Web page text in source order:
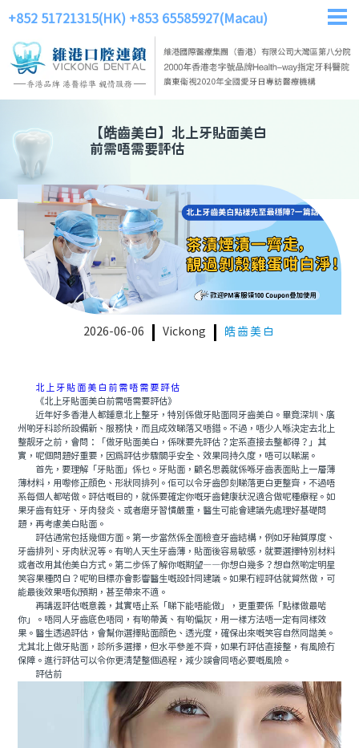
+852 51721315(HK) +853 65585927(Macau)
【皓齒美白】 北上牙貼面美白
前需唔需要評估
2026-06-06 Vickong 皓齒美白
北上牙貼面美白前需唔需要評估
《北上牙貼面美白前需唔需要評估》
近年好多香港人都鍾意北上整牙，特別係做牙貼面同牙齒美白。畢竟深圳、廣
州啲牙科診所設備新、服務快，而且成效睇落又唔錯。不過，唔少人喺決定去北上
整靓牙之前，會問：「做牙貼面美白，係咪要先評估？定系直接去整都得？」其
實，呢個問題好重要，因爲評估步驟關乎安全、效果同持久度，唔可以睇漏。
首先，要理解「牙貼面」係乜。牙貼面，顧名思義就係喺牙齒表面貼上一層薄
薄材料，用嚟修正顔色、形狀同排列。佢可以令牙齒即刻睇落更白更整齊，不過唔
系每個人都啱做。評估嘅目的，就係要確定你嘅牙齒健康狀況適合做呢種療程。如
果牙齒有蛀牙、牙肉發炎、或者磨牙習慣嚴重，醫生可能會建議先處理好基礎問
題，再考慮美白貼面。
評估通常包括幾個方面。第一步當然係全面檢查牙齒結構，例如牙釉質厚度、
牙齒排列、牙肉狀況等。有啲人天生牙齒薄，貼面後容易敏感，就要選擇特別材料
或者改用其他美白方式。第二步係了解你嘅期望——你想白幾多？想自然啲定明星
笑容果種閃白？呢啲目標亦會影響醫生嘅設計同建議。如果冇經評估就貿然做，可
能最後效果唔似預期，甚至帶來不適。
再講返評估嘅意義，其實唔止系「睇下能唔能做」，更重要係「點樣做最啱
你」。唔同人牙齒底色唔同，有啲帶黃、有啲偏灰，用一樣方法唔一定有同樣效
果。醫生透過評估，會幫你選擇貼面顔色、透光度，確保出來嘅笑容自然同諧美。
尤其北上做牙貼面，診所多選擇，但水平參差不齊，如果冇評估直接整，有風險冇
保障。進行評估可以令你更清楚整個過程，減少誤會同唔必要嘅風險。
評估前